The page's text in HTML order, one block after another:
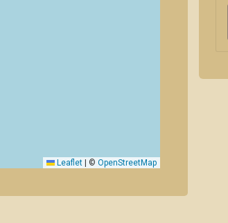
Leaflet | © OpenStreetMap